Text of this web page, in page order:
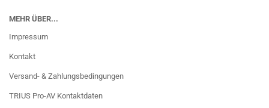
MEHR ÜBER...
Impressum
Kontakt
Versand- & Zahlungsbedingungen
TRIUS Pro-AV Kontaktdaten